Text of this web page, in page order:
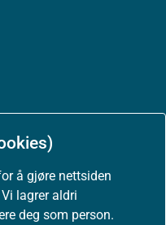
å gjøre nettsiden
lagrer aldri
deg som person.